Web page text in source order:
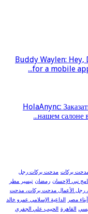
Buddy Waylen:
for a mobile
HolaAnync:
нашем салоне
بركات مدحت بركات رجل
نبي الإحسان رمضان تيسير مطر
رجل الأعمال مدحت بركات، مدحت
مصر
الداعية الإسلامي عمرو خالد
القاهرة الحبيب علي الجفري